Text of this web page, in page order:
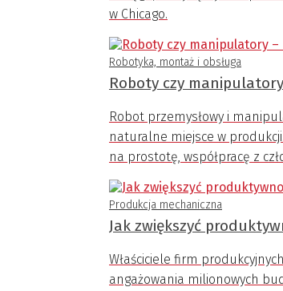
w Chicago.
Robotyka, montaż i obsługa
Roboty czy
Robot przemysłowy i
naturalne miejsce w
na prostotę, współpracę z
Produkcja mechaniczna
Jak zwiększyć
Właściciele firm
angażowania milionowych